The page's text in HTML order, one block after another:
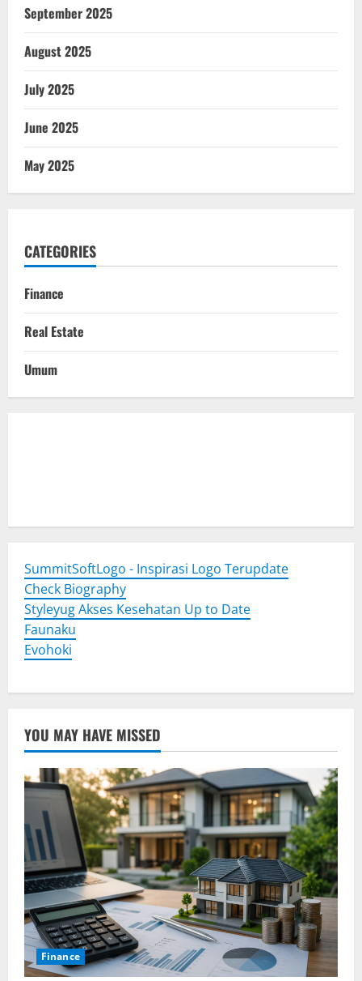
September 2025
August 2025
July 2025
June 2025
May 2025
CATEGORIES
Finance
Real Estate
Umum
SummitSoftLogo - Inspirasi Logo Terupdate
Check Biography
Styleyug Akses Kesehatan Up to Date
Faunaku
Evohoki
YOU MAY HAVE MISSED
Finance